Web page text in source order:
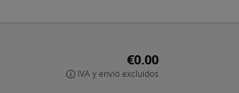
€0.00
IVA y envío excluidos